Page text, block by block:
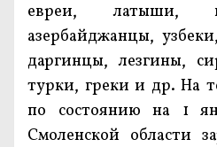
евреи, латыши,
азербайджанцы,
даргинцы, лезгины,
турки, греки и др. На
по состоянию на 1
Смоленской области